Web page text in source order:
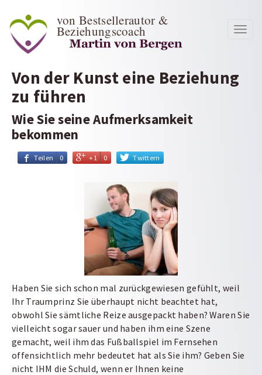
von Bestsellerautor &
Beziehungscoach
Von der Kunst eine Beziehung
zu führen
Wie Sie seine Aufmerksamkeit
bekommen
Teilen 0 +1 0 Twittern
Haben Sie sich schon mal zurückgewiesen gefühlt, weil
Ihr Traumprinz Sie überhaupt nicht beachtet hat,
obwohl Sie sämtliche Reize ausgepackt haben? Waren Sie
vielleicht sogar sauer und haben ihm eine Szene
gemacht, weil ihm das Fußballspiel im Fernsehen
offensichtlich mehr bedeutet hat als Sie ihm? Geben Sie
nicht IHM die Schuld, wenn er Ihnen keine